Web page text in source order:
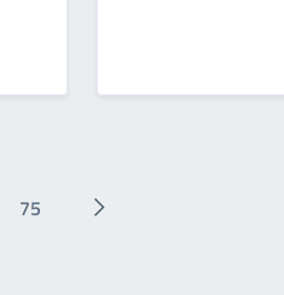
75